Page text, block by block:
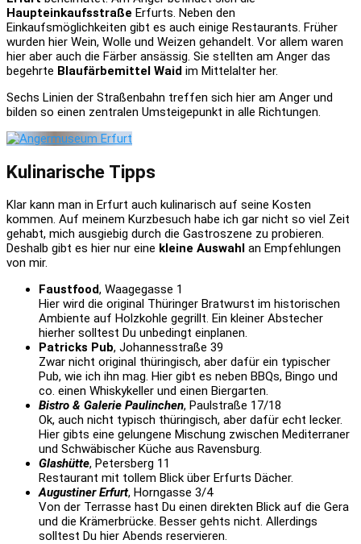
Haupteinkaufsstraße Erfurts. Neben den
Einkaufsmöglichkeiten gibt es auch einige Restaurants. Früher
wurden hier Wein, Wolle und Weizen gehandelt. Vor allem waren
hier aber auch die Färber ansässig. Sie stellten am Anger das
begehrte Blaufärbemittel Waid im Mittelalter her.
Sechs Linien der Straßenbahn treffen sich hier am Anger und
bilden so einen zentralen Umsteigepunkt in alle Richtungen.
Kulinarische Tipps
Klar kann man in Erfurt auch kulinarisch auf seine Kosten
kommen. Auf meinem Kurzbesuch habe ich gar nicht so viel Zeit
gehabt, mich ausgiebig durch die Gastroszene zu probieren.
Deshalb gibt es hier nur eine kleine Auswahl an Empfehlungen
von mir.
Faustfood, Waagegasse 1
Hier wird die original Thüringer Bratwurst im historischen
Ambiente auf Holzkohle gegrillt. Ein kleiner Abstecher
hierher solltest Du unbedingt einplanen.
Patricks Pub, Johannesstraße 39
Zwar nicht original thüringisch, aber dafür ein typischer
Pub, wie ich ihn mag. Hier gibt es neben BBQs, Bingo und
co. einen Whiskykeller und einen Biergarten.
Bistro & Galerie Paulinchen, Paulstraße 17/18
Ok, auch nicht typisch thüringisch, aber dafür echt lecker.
Hier gibts eine gelungene Mischung zwischen Mediterraner
und Schwäbischer Küche aus Ravensburg.
Glashütte, Petersberg 11
Restaurant mit tollem Blick über Erfurts Dächer.
Augustiner Erfurt, Horngasse 3/4
Von der Terrasse hast Du einen direkten Blick auf die Gera
und die Krämerbrücke. Besser gehts nicht. Allerdings
solltest Du hier Abends reservieren.